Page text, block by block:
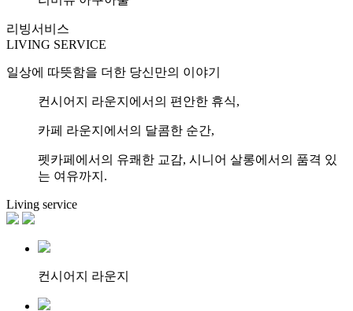
리빙서비스
LIVING SERVICE
일상에 따뜻함을 더한 당신만의 이야기
컨시어지 라운지에서의 편안한 휴식,
카페 라운지에서의 달콤한 순간,
펫카페에서의 유쾌한 교감, 시니어 살롱에서의 품격 있
는 여유까지.
Living service
컨시어지 라운지